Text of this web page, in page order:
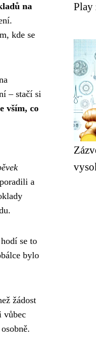
na
kde se
– stačí si
vším, co
a
se to
bylo
žádost
vůbec
Play